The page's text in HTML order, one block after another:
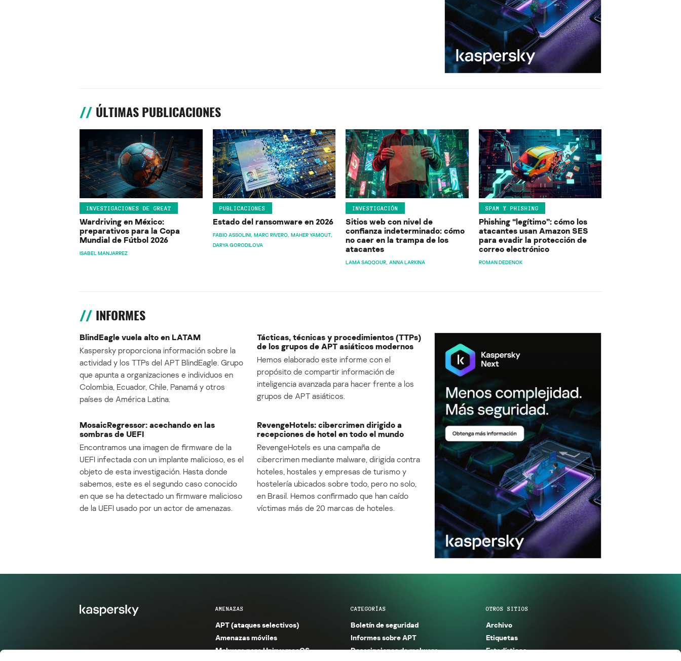
ÚLTIMAS PUBLICACIONES
INVESTIGACIONES DE GREAT
Wardriving en México:
preparativos para la Copa
Mundial de Fútbol 2026
ISABEL MANJARREZ
PUBLICACIONES
Estado del ransomware en 2026
FABIO ASSOLINI MARC RIVERO MAHER YAMOUT
DARYA GORODILOVA
INVESTIGACIÓN
Sitios web con nivel de
confianza indeterminado: cómo
no caer en la trampa de los
atacantes
LAMA SAQQOUR ANNA LARKINA
SPAM Y PHISHING
Phishing “legítimo”: cómo los
atacantes usan Amazon SES
para evadir la protección de
correo electrónico
ROMAN DEDENOK
INFORMES
BlindEagle vuela alto en LATAM
Kaspersky proporciona información sobre la
actividad y los TTPs del APT BlindEagle. Grupo
que apunta a organizaciones e individuos en
Colombia, Ecuador, Chile, Panamá y otros
países de América Latina.
Tácticas, técnicas y procedimientos (TTPs)
de los grupos de APT asiáticos modernos
Hemos elaborado este informe con el
propósito de compartir información de
inteligencia avanzada para hacer frente a los
grupos de APT asiáticos.
MosaicRegressor: acechando en las
sombras de UEFI
Encontramos una imagen de firmware de la
UEFI infectada con un implante malicioso, es el
objeto de esta investigación. Hasta donde
sabemos, este es el segundo caso conocido
en que se ha detectado un firmware malicioso
de la UEFI usado por un actor de amenazas.
RevengeHotels: cibercrimen dirigido a
recepciones de hotel en todo el mundo
RevengeHotels es una campaña de
cibercrimen mediante malware, dirigida contra
hoteles, hostales y empresas de turismo y
hostelería ubicados sobre todo, pero no solo,
en Brasil. Hemos confirmado que han caído
víctimas más de 20 marcas de hoteles.
AMENAZAS
APT (ataques selectivos)
Amenazas móviles
Malware para Unix y macOS
CATEGORÍAS
Boletín de seguridad
Informes sobre APT
Descripciones de malware
OTROS SITIOS
Archivo
Etiquetas
Estadísticas